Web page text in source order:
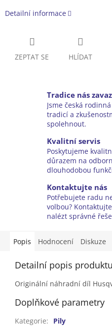
Detailní informace
ZEPTAT SE HLÍDAT
Tradice nás
Jsme česká
tradicí a
spolehnout.
Kvalitní servis
Poskytujeme
důrazem na
dlouhodobou
Kontaktujte nás
Potřebujete radu
volbou?
nalézt správné
Popis Hodnocení Diskuze
Detailní popis produktu
Originální náhradní díl
Doplňkové parametry
Kategorie:
Pily